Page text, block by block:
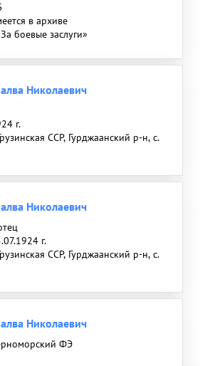
в архиве
боевые заслуги»
Николаевич
г.
ССР, Гурджаанский р-н, с.
Николаевич
г.
ССР, Гурджаанский р-н, с.
Николаевич
ФЭ